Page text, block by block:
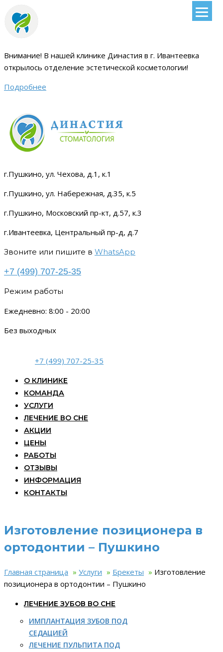
Внимание! В нашей клинике Династия в г. Ивантеевка
открылось отделение эстетической косметологии!
Подробнее
г.Пушкино, ул. Чехова, д.1, к.1
г.Пушкино, ул. Набережная, д.35, к.5
г.Пушкино, Московский пр-кт, д.57, к.3
г.Ивантеевка, Центральный пр-д, д.7
Звоните или пишите в WhatsApp
+7 (499) 707-25-35
Режим работы
Ежедневно: 8:00 - 20:00
Без выходных
+7 (499) 707-25-35
О КЛИНИКЕ
КОМАНДА
УСЛУГИ
ЛЕЧЕНИЕ ВО СНЕ
АКЦИИ
ЦЕНЫ
РАБОТЫ
ОТЗЫВЫ
ИНФОРМАЦИЯ
КОНТАКТЫ
Изготовление позиционера в
ортодонтии – Пушкино
Главная страница » Услуги » Брекеты » Изготовление
позиционера в ортодонтии – Пушкино
ЛЕЧЕНИЕ ЗУБОВ ВО СНЕ
ИМПЛАНТАЦИЯ ЗУБОВ ПОД
СЕДАЦИЕЙ
ЛЕЧЕНИЕ ПУЛЬПИТА ПОД